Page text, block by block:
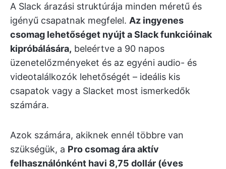
A Slack árazási struktúrája minden méretű és
igényű csapatnak megfelel. Az ingyenes
csomag lehetőséget nyújt a Slack funkcióinak
kipróbálására, beleértve a 90 napos
üzenetelőzményeket és az egyéni audio- és
videotalálkozók lehetőségét – ideális kis
csapatok vagy a Slacket most ismerkedők
számára.
Azok számára, akiknek ennél többre van
szükségük, a Pro csomag ára aktív
felhasználónként havi 8,75 dollár (éves